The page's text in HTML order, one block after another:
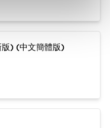
) (中文簡體版)